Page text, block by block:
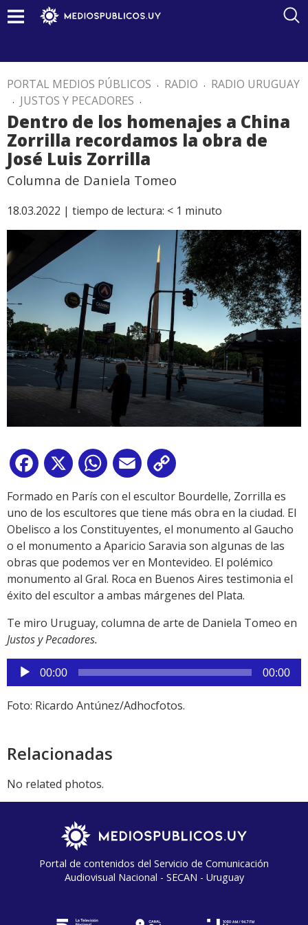
PORTAL MEDIOS PÚBLICOS . RADIO . RADIO URUGUAY
. JUSTOS Y PECADORES .
Dentro de los homenajes a China
Zorrilla recordamos la obra de
José Luis Zorrilla
Columna de Daniela Tomeo
18.03.2022 | tiempo de lectura: < 1 minuto
Facebook
X WhatsApp
Email
Link
Formado en París con el escultor Bourdelle, Zorrilla es
uno de los escultores que tiene más obra en la ciudad. El
Obelisco a los Constituyentes, el monumento al Gaucho
o el monumento a Aparicio Saravia son algunas de las
obras que podemos ver en Montevideo. El polémico
monumento al Gral. Roca en Buenos Aires testimonia el
éxito del escultor a ambas márgenes del Plata.
Te miro Uruguay, columna de arte de Daniela Tomeo en
Justos y Pecadores.
Reproductor
de
audio
00:00 00:00
Foto: Ricardo Antúnez/Adhocfotos.
Relacionadas
No related photos.
Portal de contenidos del Servicio de Comunicación
Audiovisual Nacional - SECAN - Uruguay